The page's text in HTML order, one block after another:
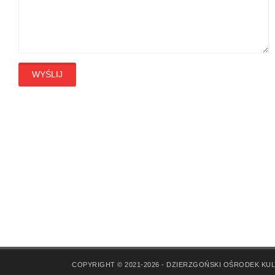
WYŚLIJ
COPYRIGHT © 2021-2026 - DZIERZGOŃSKI OŚRODEK